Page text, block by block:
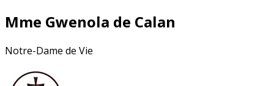
Mme Gwenola de Calan
Notre-Dame de Vie